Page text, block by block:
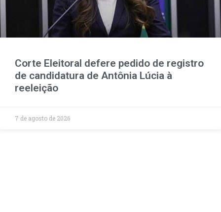
Corte Eleitoral defere pedido de registro
de candidatura de Antônia Lúcia à
reeleição
7 de agosto de 2026